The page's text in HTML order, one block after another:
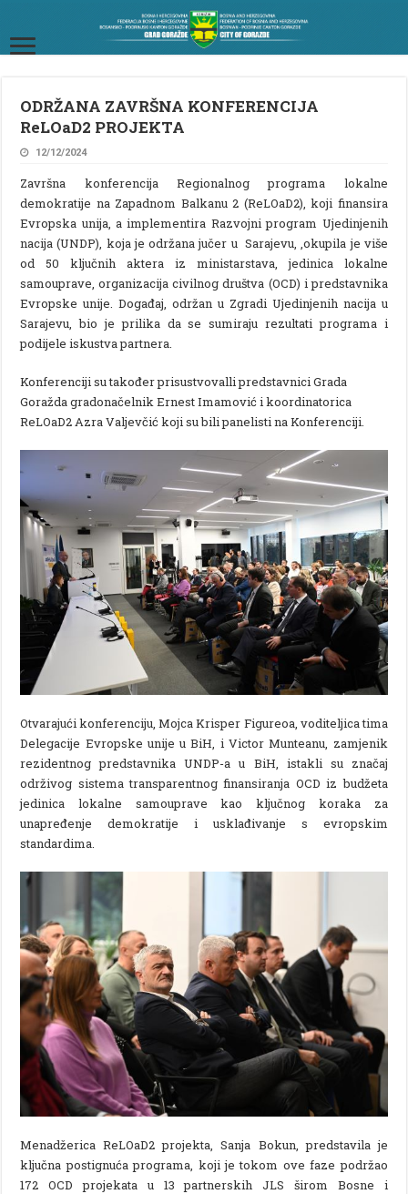
ODRŽANA ZAVRŠNA KONFERENCIJA
ReLOaD2 PROJEKTA
12/12/2024
Završna konferencija Regionalnog programa lokalne
demokratije na Zapadnom Balkanu 2 (ReLOaD2), koji finansira
Evropska unija, a implementira Razvojni program Ujedinjenih
nacija (UNDP), koja je održana jučer u Sarajevu, ,okupila je više
od 50 ključnih aktera iz ministarstava, jedinica lokalne
samouprave, organizacija civilnog društva (OCD) i predstavnika
Evropske unije. Događaj, održan u Zgradi Ujedinjenih nacija u
Sarajevu, bio je prilika da se sumiraju rezultati programa i
podijele iskustva partnera.
Konferenciji su također prisustvovalli predstavnici Grada
Goražda gradonačelnik Ernest Imamović i koordinatorica
ReLOaD2 Azra Valjevčić koji su bili panelisti na Konferenciji.
Otvarajući konferenciju, Mojca Krisper Figureoa, voditeljica tima
Delegacije Evropske unije u BiH, i Victor Munteanu, zamjenik
rezidentnog predstavnika UNDP-a u BiH, istakli su značaj
održivog sistema transparentnog finansiranja OCD iz budžeta
jedinica lokalne samouprave kao ključnog koraka za
unapređenje demokratije i usklađivanje s evropskim
standardima.
Menadžerica ReLOaD2 projekta, Sanja Bokun, predstavila je
ključna postignuća programa, koji je tokom ove faze podržao
172 OCD projekata u 13 partnerskih JLS širom Bosne i